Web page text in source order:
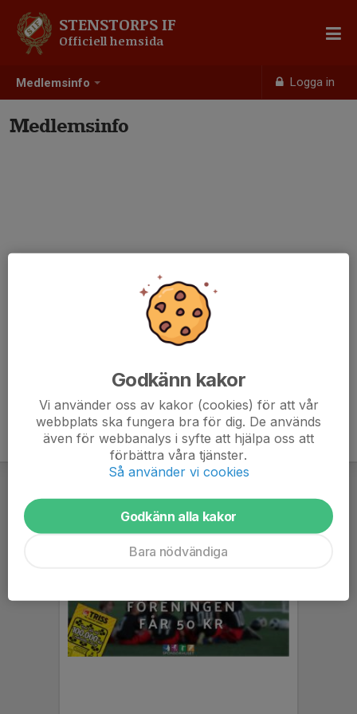
Medlemsinfo Logga in
STENSTORPS IF
Officiell hemsida
Medlemsinfo
Godkänn kakor
Vi använder oss av kakor (cookies) för att vår
webbplats ska fungera bra för dig. De används
även för webbanalys i syfte att hjälpa oss att
förbättra våra tjänster.
Så använder vi cookies
Godkänn alla kakor
Bara nödvändiga